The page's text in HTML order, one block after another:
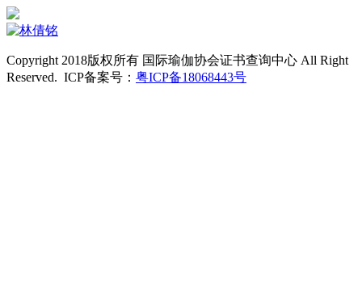
Copyright 2018版权所有 国际瑜伽协会证书查询中心 All Right
Reserved. ICP备案号： 粤ICP备18068443号